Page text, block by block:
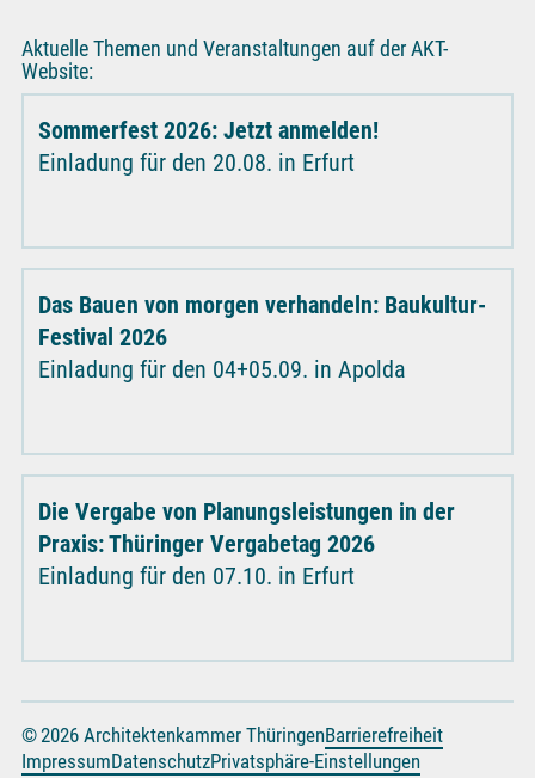
Aktuelle Themen und Veranstaltungen auf der AKT-
Website:
Sommerfest 2026: Jetzt anmelden!
Einladung für den 20.08. in Erfurt
Das Bauen von morgen verhandeln: Baukultur-
Festival 2026
Einladung für den 04+05.09. in Apolda
Die Vergabe von Planungsleistungen in der
Praxis: Thüringer Vergabetag 2026
Einladung für den 07.10. in Erfurt
© 2026 Architektenkammer ThüringenBarrierefreiheit
ImpressumDatenschutzPrivatsphäre-Einstellungen